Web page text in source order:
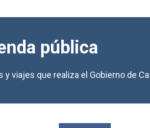
pública
viajes que realiza el Gobierno de